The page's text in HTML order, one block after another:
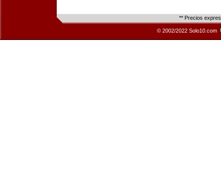
** Precios
© 2002/2022 Solo10.com